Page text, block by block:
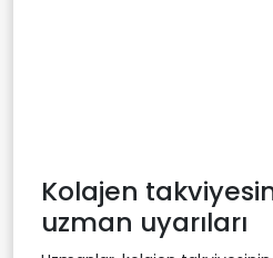
Kolajen
uzman uyarıları